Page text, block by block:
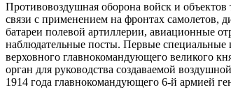
Противовоздушная оборона войск и
связи с применением на фронтах самолетов,
батареи полевой артиллерии, авиационные
наблюдательные посты. Первые
верховного главнокомандующего великого
орган для руководства создаваемой
1914 года главнокомандующего 6-й армией